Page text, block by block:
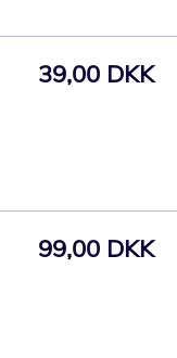
39,00 DKK
99,00 DKK